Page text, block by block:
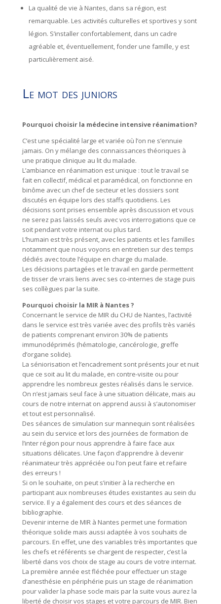
La qualité de vie à Nantes, dans sa région, est
remarquable. Les activités culturelles et sportives y sont
légion. S’installer confortablement, dans un cadre
agréable et, éventuellement, fonder une famille, y est
particulièrement aisé.
Le mot des juniors
Pourquoi choisir la médecine intensive réanimation?
C’est une spécialité large et variée où l’on ne s’ennuie
jamais. On y mélange des connaissances théoriques à
une pratique clinique au lit du malade.
L’ambiance en réanimation est unique : tout le travail se
fait en collectif, médical et paramédical, on fonctionne en
binôme avec un chef de secteur et les dossiers sont
discutés en équipe lors des staffs quotidiens. Les
décisions sont prises ensemble après discussion et vous
ne serez pas laissés seuls avec vos interrogations que ce
soit pendant votre internat ou plus tard.
L’humain est très présent, avec les patients et les familles
notamment que nous voyons en entretien sur des temps
dédiés avec toute l’équipe en charge du malade.
Les décisions partagées et le travail en garde permettent
de tisser de vrais liens avec ses co-internes de stage puis
ses collègues par la suite.
Pourquoi choisir la MIR à Nantes ?
Concernant le service de MIR du CHU de Nantes, l’activité
dans le service est très variée avec des profils très variés
de patients comprenant environ 30% de patients
immunodéprimés (hématologie, cancérologie, greffe
d’organe solide).
La séniorisation et l’encadrement sont présents jour et nuit
que ce soit au lit du malade, en contre-visite ou pour
apprendre les nombreux gestes réalisés dans le service.
On n’est jamais seul face à une situation délicate, mais au
cours de notre internat on apprend aussi à s’autonomiser
et tout est personnalisé.
Des séances de simulation sur mannequin sont réalisées
au sein du service et lors des journées de formation de
l’inter région pour nous apprendre à faire face aux
situations délicates. Une façon d’apprendre à devenir
réanimateur très appréciée ou l’on peut faire et refaire
des erreurs !
Si on le souhaite, on peut s’initier à la recherche en
participant aux nombreuses études existantes au sein du
service. Il y a également des cours et des séances de
bibliographie.
Devenir interne de MIR à Nantes permet une formation
théorique solide mais aussi adaptée à vos souhaits de
parcours. En effet, une des variables très importantes que
les chefs et référents se chargent de respecter, c’est la
liberté dans vos choix de stage au cours de votre internat.
La première année est fléchée pour effectuer un stage
d’anesthésie en périphérie puis un stage de réanimation
pour valider la phase socle mais par la suite vous aurez la
liberté de choisir vos stages et votre parcours de MIR. Bien